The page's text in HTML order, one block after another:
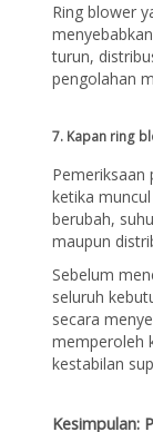
Ring blower
turun,
pengolahan
7. Kapan ring
Pemeriksaan
ketika
berubah,
maupun
Sebelum
seluruh
secara
memperoleh
kestabilan
Kesimpulan: